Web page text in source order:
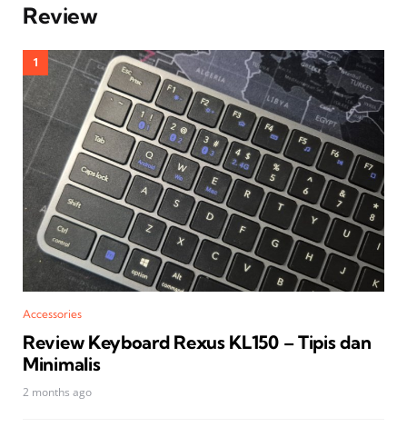
Review
Accessories
Review Keyboard Rexus KL150 – Tipis dan
Minimalis
2 months ago